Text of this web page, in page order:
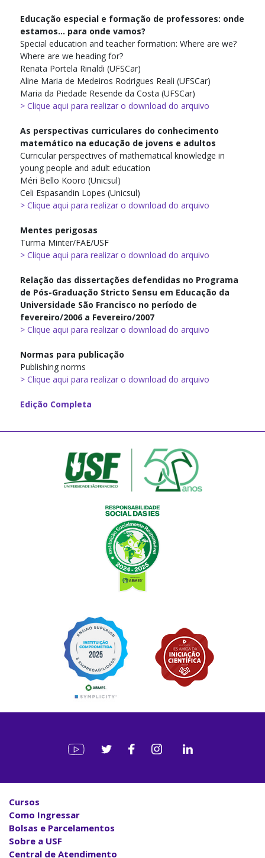
Educação especial e formação de professores: onde
estamos... para onde vamos?
Special education and teacher formation: Where are we?
Where are we heading for?
Renata Portela Rinaldi (UFSCar)
Aline Maria de Medeiros Rodrigues Reali (UFSCar)
Maria da Piedade Resende da Costa (UFSCar)
> Clique aqui para realizar o download do arquivo
As perspectivas curriculares do conhecimento
matemático na educação de jovens e adultos
Curricular perspectives of mathematical knowledge in
young people and adult education
Méri Bello Kooro (Unicsul)
Celi Espasandin Lopes (Unicsul)
> Clique aqui para realizar o download do arquivo
Mentes perigosas
Turma Minter/FAE/USF
> Clique aqui para realizar o download do arquivo
Relação das dissertações defendidas no Programa
de Pós-Graduação Stricto Sensu em Educação da
Universidade São Francisco no período de
fevereiro/2006 a Fevereiro/2007
> Clique aqui para realizar o download do arquivo
Normas para publicação
Publishing norms
> Clique aqui para realizar o download do arquivo
Edição Completa
Cursos
Como Ingressar
Bolsas e Parcelamentos
Sobre a USF
Central de Atendimento